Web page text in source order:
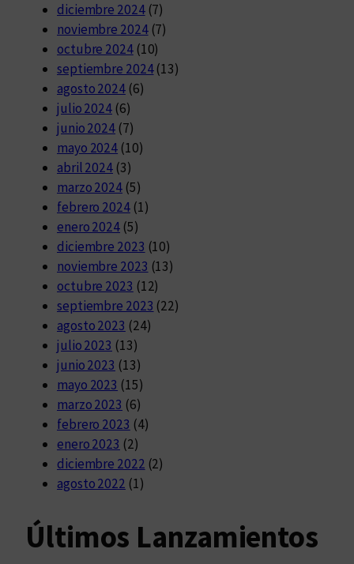
diciembre 2024(7)
noviembre 2024(7)
octubre 2024(10)
septiembre 2024(13)
agosto 2024(6)
julio 2024 (6)
junio 2024 (7)
mayo 2024 (10)
abril 2024 (3)
marzo 2024 (5)
febrero 2024(1)
enero 2024 (5)
diciembre 2023 (10)
noviembre 2023 (13)
octubre 2023 (12)
septiembre 2023 (22)
agosto 2023 (24)
julio 2023 (13)
junio 2023 (13)
mayo 2023 (15)
marzo 2023 (6)
febrero 2023 (4)
enero 2023 (2)
diciembre 2022 (2)
agosto 2022 (1)
Últimos Lanzamientos